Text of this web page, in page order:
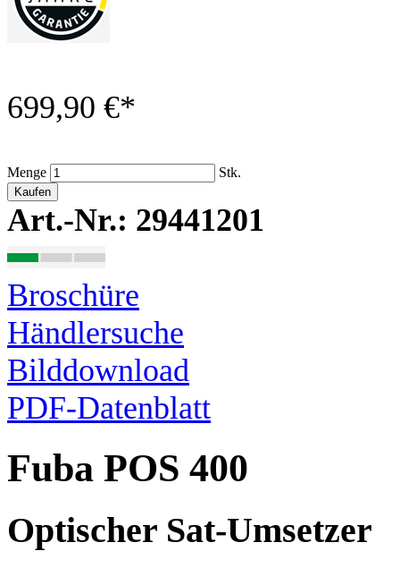
699,90 €*
Menge Stk.
Kaufen
Art.-Nr.: 29441201
Broschüre
Händlersuche
Bilddownload
PDF-Datenblatt
Fuba POS 400
Optischer Sat-Umsetzer